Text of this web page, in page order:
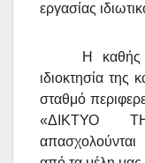
εργασίας
Η καθής
ιδιοκτησία της
σταθμό
«ΔΙΚΤΥΟ